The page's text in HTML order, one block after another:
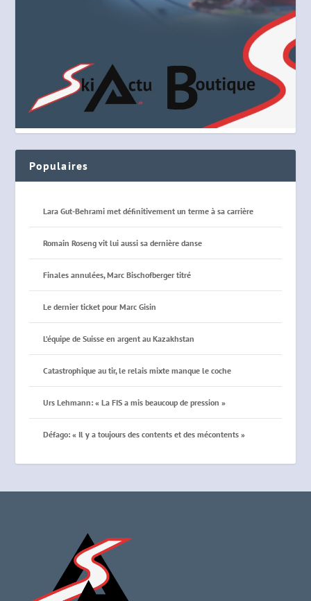
Populaires
Lara Gut-Behrami met définitivement un terme à sa carrière
Romain Roseng vit lui aussi sa dernière danse
Finales annulées, Marc Bischofberger titré
Le dernier ticket pour Marc Gisin
L’équipe de Suisse en argent au Kazakhstan
Catastrophique au tir, le relais mixte manque le coche
Urs Lehmann: « La FIS a mis beaucoup de pression »
Défago: « Il y a toujours des contents et des mécontents »